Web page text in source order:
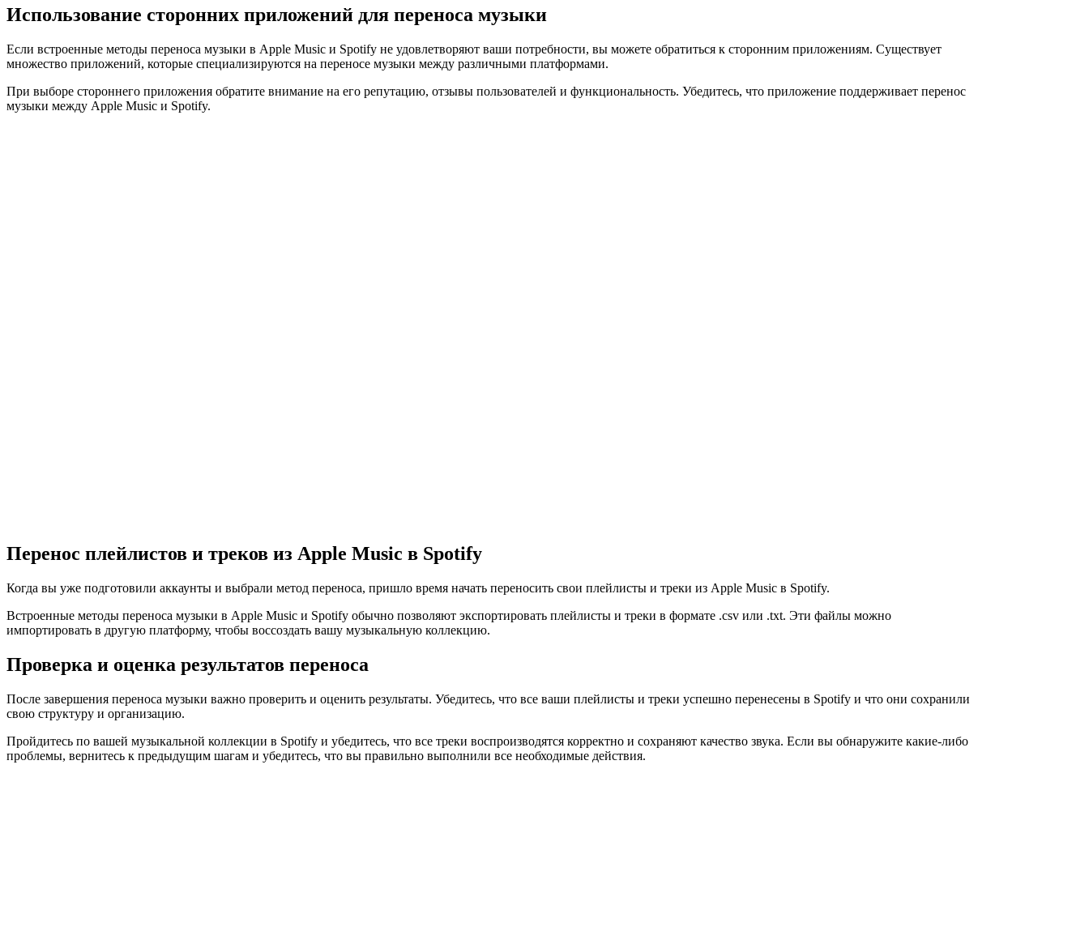
Использование сторонних приложений для переноса музыки
Если встроенные методы переноса музыки в Apple Music и Spotify не удовлетворяют ваши потребности, вы можете обратиться к сторонним приложениям. Существует
множество приложений, которые специализируются на переносе музыки между различными платформами.
При выборе стороннего приложения обратите внимание на его репутацию, отзывы пользователей и функциональность. Убедитесь, что приложение поддерживает перенос
музыки между Apple Music и Spotify.
Перенос плейлистов и треков из Apple Music в Spotify
Когда вы уже подготовили аккаунты и выбрали метод переноса, пришло время начать переносить свои плейлисты и треки из Apple Music в Spotify.
Встроенные методы переноса музыки в Apple Music и Spotify обычно позволяют экспортировать плейлисты и треки в формате .csv или .txt. Эти файлы можно
импортировать в другую платформу, чтобы воссоздать вашу музыкальную коллекцию.
Проверка и оценка результатов переноса
После завершения переноса музыки важно проверить и оценить результаты. Убедитесь, что все ваши плейлисты и треки успешно перенесены в Spotify и что они сохранили
свою структуру и организацию.
Пройдитесь по вашей музыкальной коллекции в Spotify и убедитесь, что все треки воспроизводятся корректно и сохраняют качество звука. Если вы обнаружите какие-либо
проблемы, вернитесь к предыдущим шагам и убедитесь, что вы правильно выполнили все необходимые действия.